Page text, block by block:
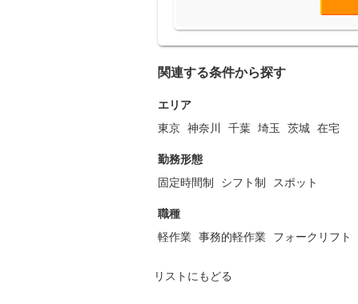
関連する条件から探す
エリア
東京 神奈川 千葉 埼玉 茨城 在宅
勤務形態
固定時間制
シフト制 スポット
職種
軽作業 事務的軽作業 フォークリフト
リストにもどる